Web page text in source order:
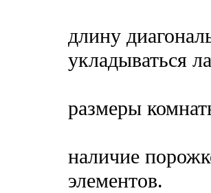
длину
укладываться
размеры
наличие
элементов.